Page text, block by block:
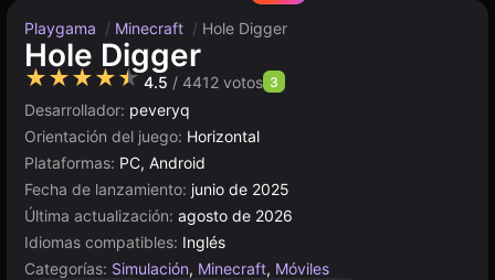
Playgama / Minecraft / Hole Digger
Hole Digger
★★★★★4.5 / 4412 votos 3
Desarrollador: peveryq
Orientación del juego: Horizontal
Plataformas: PC, Android
Fecha de lanzamiento: junio de 2025
Última actualización: agosto de 2026
Idiomas compatibles: Inglés
Categorías: Simulación, Minecraft, Móviles